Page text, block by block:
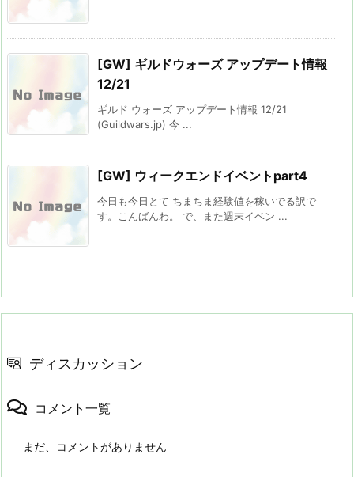
[GW] ギルドウォーズ アップデート情報
12/21
ギルド ウォーズ アップデート情報 12/21
(Guildwars.jp) 今 ...
[GW] ウィークエンドイベントpart4
今日も今日とて ちまちま経験値を稼いでる訳で
す。こんばんわ。 で、また週末イベン ...
ディスカッション
コメント一覧
まだ、コメントがありません